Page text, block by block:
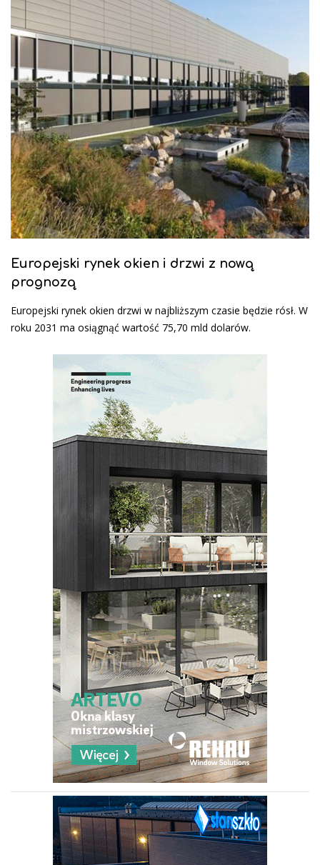
Europejski rynek okien i drzwi z nową
prognozą
Europejski rynek okien drzwi w najbliższym czasie będzie rósł. W
roku 2031 ma osiągnąć wartość 75,70 mld dolarów.